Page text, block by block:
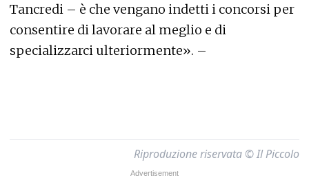
Tancredi – è che vengano indetti i concorsi per
consentire di lavorare al meglio e di
specializzarci ulteriormente». –
Riproduzione riservata © Il Piccolo